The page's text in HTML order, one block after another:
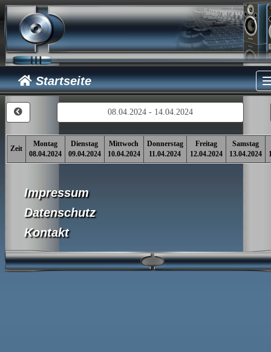
Startseite
08.04.2024 - 14.04.2024
Zeit
Montag
08.04.2024
Dienstag
09.04.2024
Mittwoch
10.04.2024
Donnerstag
11.04.2024
Freitag
12.04.2024
Samstag
13.04.2024
Impressum
Datenschutz
Kontakt